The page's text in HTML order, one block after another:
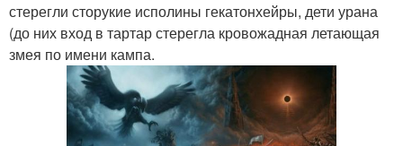
стерегли сторукие исполины гекатонхейры, дети урана
(до них вход в тартар стерегла кровожадная летающая
змея по имени кампа.